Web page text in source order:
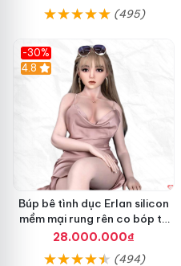
(495)
-30%
4.8
Búp bê tình dục Erlan silicon
mềm mại rung rên co bóp tự
động
28.000.000₫
(494)